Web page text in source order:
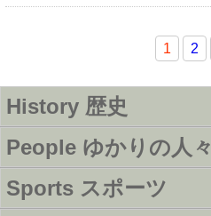
1 2
History 歴史
People ゆかりの人々
Sports スポーツ